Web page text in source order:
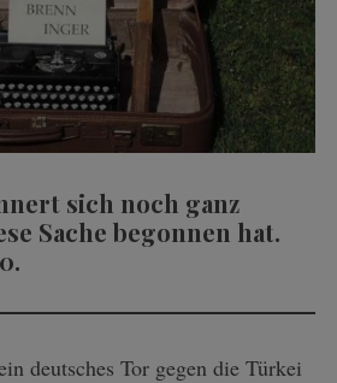
sich noch ganz
Sache begonnen hat.
deutsches Tor gegen die Türkei